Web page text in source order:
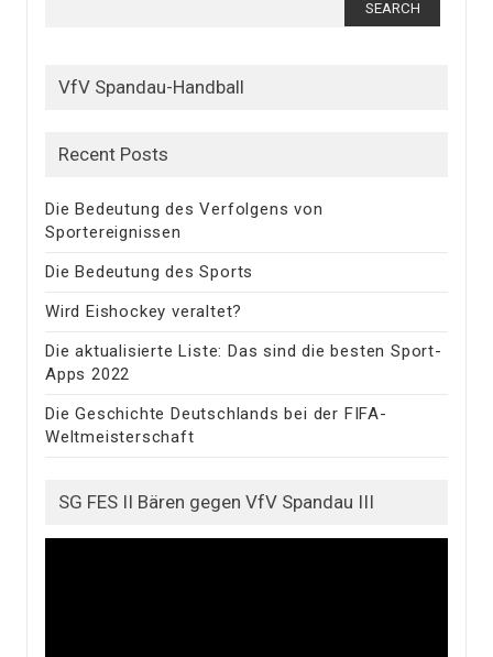
VfV Spandau-Handball
Recent Posts
Die Bedeutung des Verfolgens von
Sportereignissen
Die Bedeutung des Sports
Wird Eishockey veraltet?
Die aktualisierte Liste: Das sind die besten Sport-
Apps 2022
Die Geschichte Deutschlands bei der FIFA-
Weltmeisterschaft
SG FES II Bären gegen VfV Spandau III